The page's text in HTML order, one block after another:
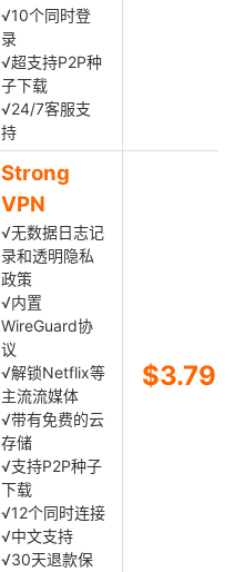
√10个同时登
录
√超支持P2P种
子下载
√24/7客服支
持
Strong
VPN
√无数据日志记
录和透明隐私
政策
√内置
WireGuard协
议
√解锁Netflix等
主流流媒体
√带有免费的云
存储
√支持P2P种子
下载
√12个同时连接
√中文支持
√30天退款保
$3.79